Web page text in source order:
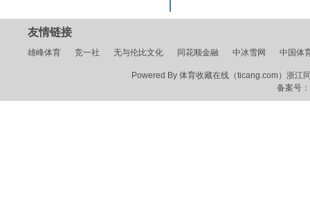
友情链接
雄峰体育 竞一社 无与伦比文化 同花顺金融 中冰雪网 中国体
Powered By 体育收藏在线（ticang.com）浙江
备案号：